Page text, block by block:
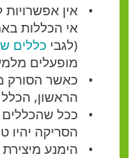
אין
אי הכללות
(לגבי כללים
מופעלים
כאשר הסורק
הראשון,
ככל שהכללים
הסריקה יהיו
הימנע